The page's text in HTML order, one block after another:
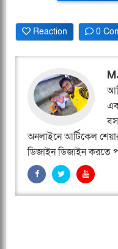
Reaction 0
অনলাইনে আর্টিকেল
ডিজাইন ডিজাইন করতে